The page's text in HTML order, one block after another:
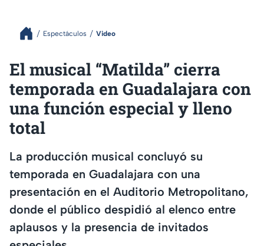
Espectáculos Video
El musical “Matilda” cierra
temporada en Guadalajara con
una función especial y lleno
total
La producción musical concluyó su
temporada en Guadalajara con una
presentación en el Auditorio Metropolitano,
donde el público despidió al elenco entre
aplausos y la presencia de invitados